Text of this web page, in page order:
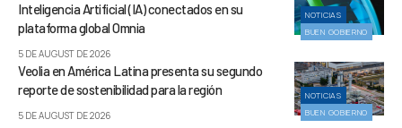
NOTICIAS
BUEN GOBIERNO
Inteligencia Artificial (IA) conectados en su
plataforma global Omnia
5 DE AUGUST DE 2026
NOTICIAS
BUEN GOBIERNO
Veolia en América Latina presenta su segundo
reporte de sostenibilidad para la región
5 DE AUGUST DE 2026